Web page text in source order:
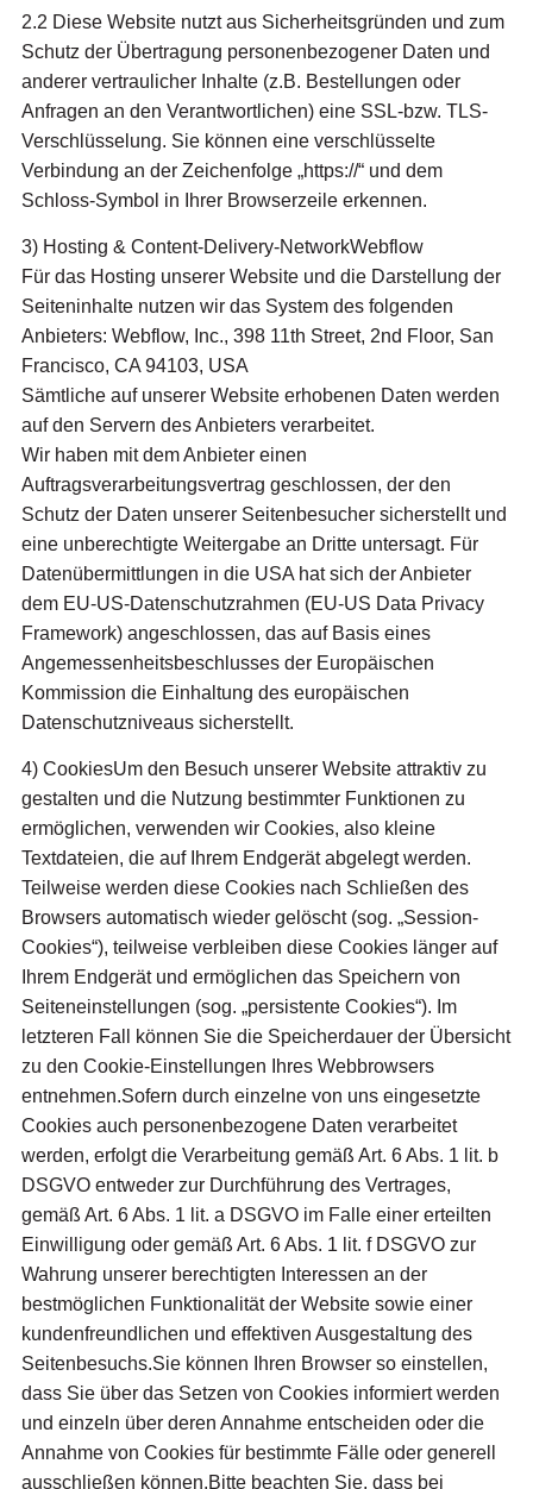
2.2 Diese Website nutzt aus Sicherheitsgründen und zum
Schutz der Übertragung personenbezogener Daten und
anderer vertraulicher Inhalte (z.B. Bestellungen oder
Anfragen an den Verantwortlichen) eine SSL-bzw. TLS-
Verschlüsselung. Sie können eine verschlüsselte
Verbindung an der Zeichenfolge „https://“ und dem
Schloss-Symbol in Ihrer Browserzeile erkennen.
3) Hosting & Content-Delivery-NetworkWebflow
Für das Hosting unserer Website und die Darstellung der
Seiteninhalte nutzen wir das System des folgenden
Anbieters: Webflow, Inc., 398 11th Street, 2nd Floor, San
Francisco, CA 94103, USA
Sämtliche auf unserer Website erhobenen Daten werden
auf den Servern des Anbieters verarbeitet.
Wir haben mit dem Anbieter einen
Auftragsverarbeitungsvertrag geschlossen, der den
Schutz der Daten unserer Seitenbesucher sicherstellt und
eine unberechtigte Weitergabe an Dritte untersagt. Für
Datenübermittlungen in die USA hat sich der Anbieter
dem EU-US-Datenschutzrahmen (EU-US Data Privacy
Framework) angeschlossen, das auf Basis eines
Angemessenheitsbeschlusses der Europäischen
Kommission die Einhaltung des europäischen
Datenschutzniveaus sicherstellt.
4) CookiesUm den Besuch unserer Website attraktiv zu
gestalten und die Nutzung bestimmter Funktionen zu
ermöglichen, verwenden wir Cookies, also kleine
Textdateien, die auf Ihrem Endgerät abgelegt werden.
Teilweise werden diese Cookies nach Schließen des
Browsers automatisch wieder gelöscht (sog. „Session-
Cookies“), teilweise verbleiben diese Cookies länger auf
Ihrem Endgerät und ermöglichen das Speichern von
Seiteneinstellungen (sog. „persistente Cookies“). Im
letzteren Fall können Sie die Speicherdauer der Übersicht
zu den Cookie-Einstellungen Ihres Webbrowsers
entnehmen.Sofern durch einzelne von uns eingesetzte
Cookies auch personenbezogene Daten verarbeitet
werden, erfolgt die Verarbeitung gemäß Art. 6 Abs. 1 lit. b
DSGVO entweder zur Durchführung des Vertrages,
gemäß Art. 6 Abs. 1 lit. a DSGVO im Falle einer erteilten
Einwilligung oder gemäß Art. 6 Abs. 1 lit. f DSGVO zur
Wahrung unserer berechtigten Interessen an der
bestmöglichen Funktionalität der Website sowie einer
kundenfreundlichen und effektiven Ausgestaltung des
Seitenbesuchs.Sie können Ihren Browser so einstellen,
dass Sie über das Setzen von Cookies informiert werden
und einzeln über deren Annahme entscheiden oder die
Annahme von Cookies für bestimmte Fälle oder generell
ausschließen können.Bitte beachten Sie, dass bei